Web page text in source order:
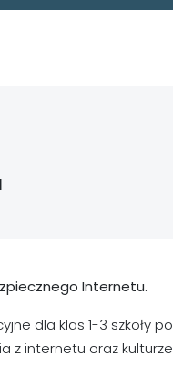
Internetu.
dla klas 1-3 szkoły
z internetu oraz